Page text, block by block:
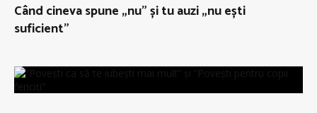
Când cineva spune „nu” și tu auzi „nu ești
suficient”